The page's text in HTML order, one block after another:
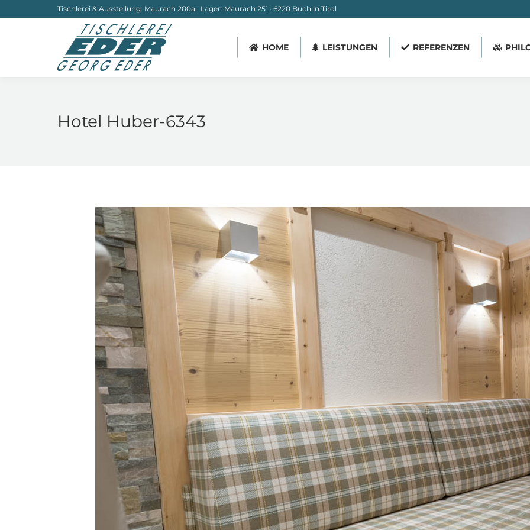
Tischlerei & Ausstellung: Maurach 200a · Lager: Maurach 251 · 6220 Buch in Tirol
HOME LEISTUNGEN REFERENZEN
Hotel Huber-6343
HOME LEISTUNGEN REFERENZEN